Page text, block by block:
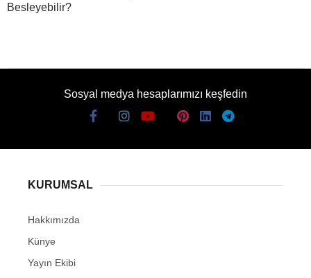
Besleyebilir?
Sosyal medya hesaplarımızı keşfedin
KURUMSAL
Hakkımızda
Künye
Yayın Ekibi